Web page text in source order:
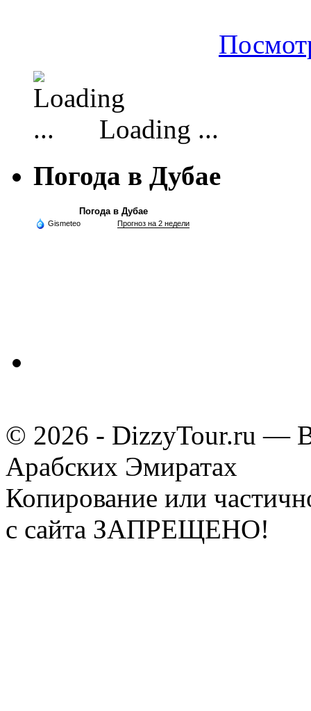
Loading ...
Погода в Дубае
Погода в Дубае
Gismeteo Прогноз на 2 недели
© 2026 - DizzyTour.ru —
Арабских Эмиратах
Копирование или
с сайта ЗАПРЕЩЕНО!